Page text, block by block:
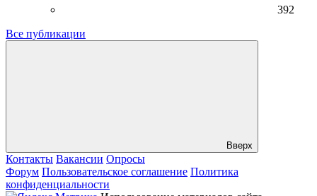
392
Все публикации
Вверх
Контакты Вакансии Опросы
Форум Пользовательское соглашение Политика
конфиденциальности